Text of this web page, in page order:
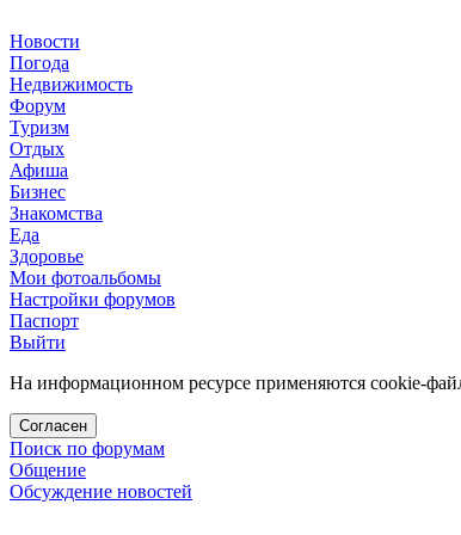
Новости
Погода
Недвижимость
Форум
Туризм
Отдых
Афиша
Бизнес
Знакомства
Еда
Здоровье
Мои фотоальбомы
Настройки форумов
Паспорт
Выйти
На информационном ресурсе применяются cookie-
Согласен
Поиск по форумам
Общение
Обсуждение новостей